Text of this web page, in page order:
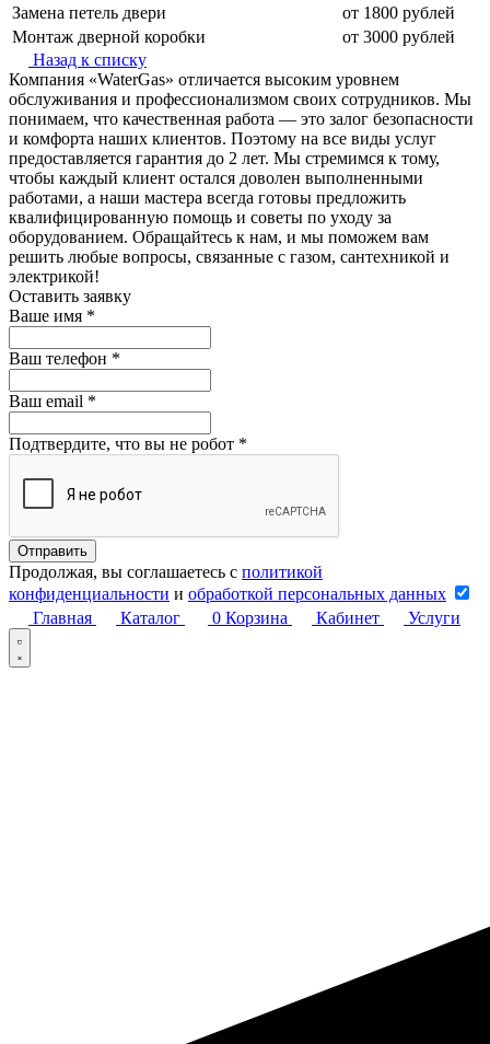
Замена петель двери
от 1800 рублей
Монтаж дверной коробки
от 3000 рублей
Назад к списку
Компания «WaterGas» отличается высоким уровнем
обслуживания и профессионализмом своих сотрудников. Мы
понимаем, что качественная работа — это залог безопасности
и комфорта наших клиентов. Поэтому на все виды услуг
предоставляется гарантия до 2 лет. Мы стремимся к тому,
чтобы каждый клиент остался доволен выполненными
работами, а наши мастера всегда готовы предложить
квалифицированную помощь и советы по уходу за
оборудованием. Обращайтесь к нам, и мы поможем вам
решить любые вопросы, связанные с газом, сантехникой и
электрикой!
Оставить заявку
Ваше имя *
Ваш телефон *
Ваш email *
Подтвердите, что вы не робот *
Продолжая, вы соглашаетесь с политикой
конфиденциальности и обработкой персональных данных
Главная
Каталог 0 Корзина Кабинет Услуги